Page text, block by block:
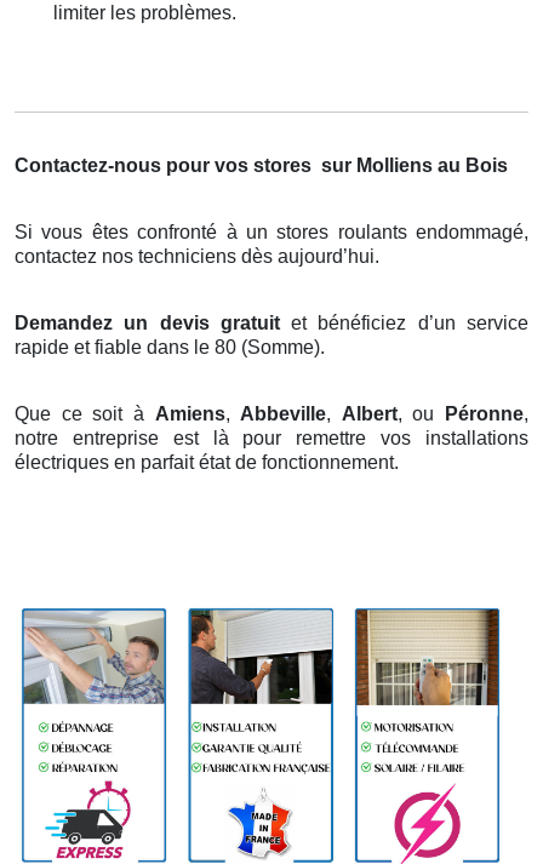
limiter les problèmes.
Contactez-nous pour vos stores sur Molliens au Bois
Si vous êtes confronté à un stores roulants endommagé,
contactez nos techniciens dès aujourd’hui.
Demandez un devis gratuitet bénéficiez d’un service
rapide et fiable dans le 80 (Somme).
Que ce soit à Amiens, Abbeville, Albert, ou Péronne,
notre entreprise est là pour remettre vos installations
électriques en parfait état de fonctionnement.